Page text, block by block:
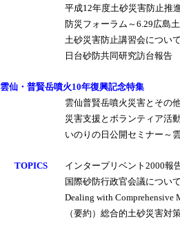
平成12年度土砂災害防止推
防災フォーラム～6.29広島
土砂災害防止講習会につい
日台砂防共同研究訪台報告
雲仙・普賢岳噴火10年復興記念特集
雲仙普賢岳噴火災害とその
災害支援とボランティア活
いのりの日公開セミナー～
TOPICS
インタープリベント2000報
国際砂防行政官会議につい
Dealing with Comprehensive
（要約）総合的土砂災害対